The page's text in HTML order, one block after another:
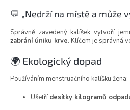
💬 „Nedrží na místě a může
Správně zavedený kalíšek vytvoří
zabrání úniku krve. Klíčem je správná
🌍 Ekologický dopad
Používáním menstruačního kalíšku žena:
Ušetřídesítky kilogramů